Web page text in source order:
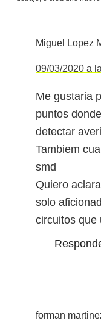
Miguel Lopez
09/03/2020 a
Me gustaria
puntos
detectar
Tambiem
smd
Quiero
solo
circuitos que
forman